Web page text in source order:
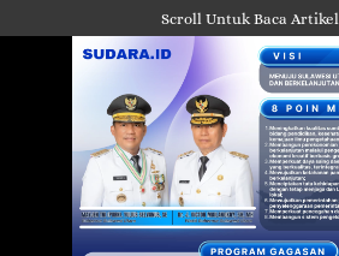
ke
Scroll Untuk Baca Artikel